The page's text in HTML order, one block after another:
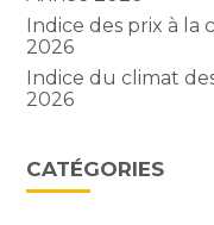
Indice des prix à la
2026
Indice du climat
2026
CATÉGORIES